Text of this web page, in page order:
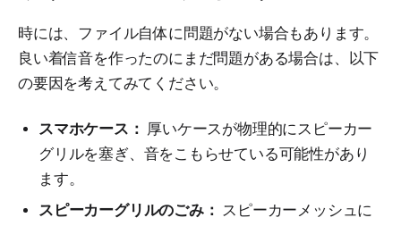
時には、ファイル自体に問題がない場合もあります。
良い着信音を作ったのにまだ問題がある場合は、以下
の要因を考えてみてください。
スマホケース： 厚いケースが物理的にスピーカー
グリルを塞ぎ、音をこもらせている可能性があり
ます。
スピーカーグリルのごみ： スピーカーメッシュに